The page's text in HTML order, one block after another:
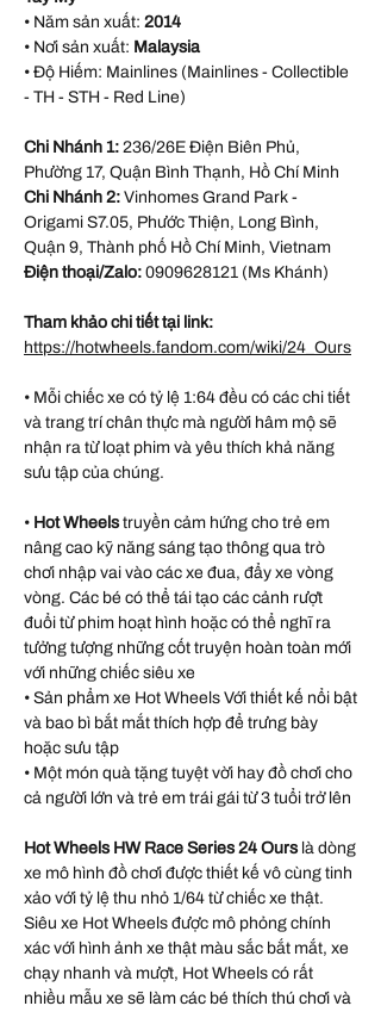
• Năm sản xuất: 2014
• Nơi sản xuất: Malaysia
• Độ Hiếm: Mainlines (Mainlines - Collectible
- TH - STH - Red Line)
Chi Nhánh 1: 236/26E Điện Biên Phủ,
Phường 17, Quận Bình Thạnh, Hồ Chí Minh
Chi Nhánh 2: Vinhomes Grand Park -
Origami S7.05, Phước Thiện, Long Bình,
Quận 9, Thành phố Hồ Chí Minh, Vietnam
Điện thoại/Zalo: 0909628121 (Ms Khánh)
Tham khảo chi tiết tại link:
https://hotwheels.fandom.com/wiki/24_Ours
• Mỗi chiếc xe có tỷ lệ 1:64 đều có các chi tiết
và trang trí chân thực mà người hâm mộ sẽ
nhận ra từ loạt phim và yêu thích khả năng
sưu tập của chúng.
• Hot Wheelstruyền cảm hứng cho trẻ em
nâng cao kỹ năng sáng tạo thông qua trò
chơi nhập vai vào các xe đua, đẩy xe vòng
vòng. Các bé có thể tái tạo các cảnh rượt
đuổi từ phim hoạt hình hoặc có thể nghĩ ra
tưởng tượng những cốt truyện hoàn toàn mới
với những chiếc siêu xe
• Sản phẩm xe Hot Wheels Với thiết kế nổi bật
và bao bì bắt mắt thích hợp để trưng bày
hoặc sưu tập
• Một món quà tặng tuyệt vời hay đồ chơi cho
cả người lớn và trẻ em trái gái từ 3 tuổi trở lên
Hot Wheels HW Race Series 24 Ours là dòng
xe mô hình đồ chơi được thiết kế vô cùng tinh
xảo với tỷ lệ thu nhỏ 1/64 từ chiếc xe thật.
Siêu xe Hot Wheels được mô phỏng chính
xác với hình ảnh xe thật màu sắc bắt mắt, xe
chạy nhanh và mượt, Hot Wheels có rất
nhiều mẫu xe sẽ làm các bé thích thú chơi và